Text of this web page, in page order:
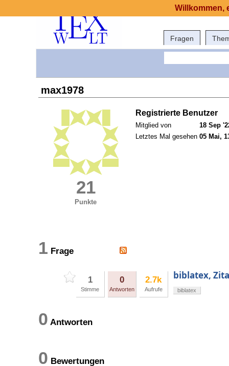
Fragen
max1978
21
Punkte
Registrierte Benutzer
Mitglied von
18 Sep
Letztes Mal gesehen 05 Mai,
1 Frage
1
Stimme
0
Antworten
2.7k
Aufrufe
biblatex,
biblatex
0 Antworten
0 Bewertungen
Willkommen,